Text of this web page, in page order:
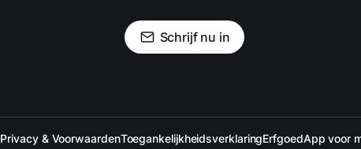
Schrijf nu in
Privacy & VoorwaardenToegankelijkheidsverklaringErfgoedApp voor